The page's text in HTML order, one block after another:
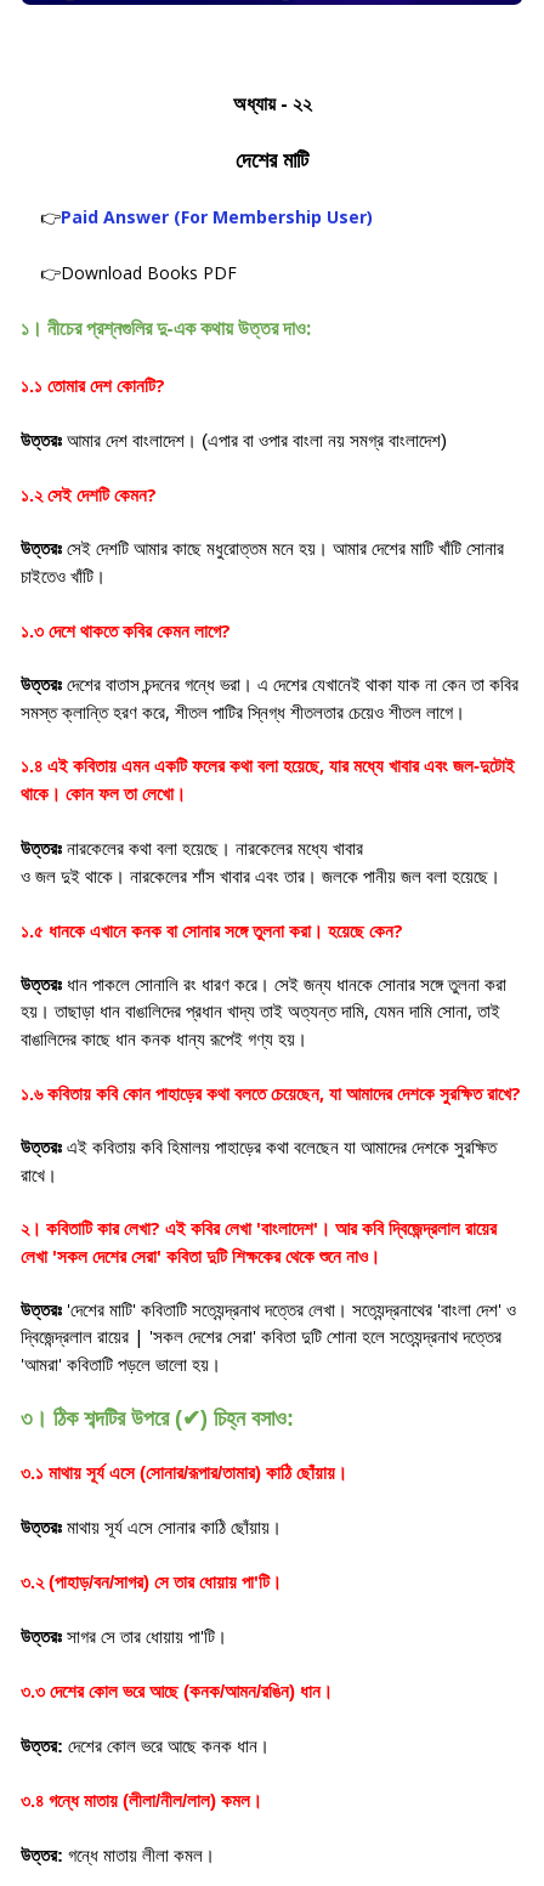
অধ্যায় - ২২
দেশের মাটি
👉Paid Answer (For Membership User)
👉Download Books PDF
১। নীচের প্রশ্নগুলির দু-এক কথায় উত্তর দাও:
১.১ তোমার দেশ কোনটি?
উত্তরঃ আমার দেশ বাংলাদেশ। (এপার বা ওপার বাংলা নয় সমগ্র বাংলাদেশ)
১.২ সেই দেশটি কেমন?
উত্তরঃ সেই দেশটি আমার কাছে মধুরোত্তম মনে হয়। আমার দেশের মাটি খাঁটি সোনার
চাইতেও খাঁটি ।
১.৩ দেশে থাকতে কবির কেমন লাগে?
উত্তরঃ দেশের বাতাস চন্দনের গন্ধে ভরা। এ দেশের যেখানেই থাকা যাক না কেন তা কবির
সমস্ত ক্লান্তি হরণ করে, শীতল পাটির স্নিগ্ধ শীতলতার চেয়েও শীতল লাগে ।
১.৪ এই কবিতায় এমন একটি ফলের কথা বলা হয়েছে, যার মধ্যে খাবার এবং জল-দুটোই
থাকে। কোন ফল তা লেখো।
উত্তরঃ নারকেলের কথা বলা হয়েছে। নারকেলের মধ্যে খাবার
ও জল দুই থাকে। নারকেলের শাঁস খাবার এবং তার। জলকে পানীয় জল বলা হয়েছে ।
১.৫ ধানকে এখানে কনক বা সোনার সঙ্গে তুলনা করা। হয়েছে কেন?
উত্তরঃ ধান পাকলে সোনালি রং ধারণ করে। সেই জন্য ধানকে সোনার সঙ্গে তুলনা করা
হয়। তাছাড়া ধান বাঙালিদের প্রধান খাদ্য তাই অত্যন্ত দামি, যেমন দামি সোনা,তাই
বাঙালিদের কাছে ধান কনক ধান্য রূপেই গণ্য হয় ।
১.৬ কবিতায় কবি কোন পাহাড়ের কথা বলতে চেয়েছেন, যা আমাদের দেশকে সুরক্ষিত রাখে?
উত্তরঃ এই কবিতায় কবি হিমালয় পাহাড়ের কথা বলেছেন যা আমাদের দেশকে সুরক্ষিত
রাখে ।
২। কবিতাটি কার লেখা? এই কবির লেখা 'বাংলাদেশ' । আর কবি দ্বিজেন্দ্রলাল রায়ের
লেখা 'সকল দেশের সেরা' কবিতা দুটি শিক্ষকের থেকে শুনে নাও।
উত্তরঃ 'দেশের মাটি' কবিতাটি সত্যেন্দ্রনাথ দত্তের লেখা। সত্যেন্দ্রনাথের 'বাংলা দেশ' ও
দ্বিজেন্দ্রলাল রায়ের | 'সকল দেশের সেরা' কবিতা দুটি শোনা হলে সত্যেন্দ্রনাথ দত্তের
'আমরা' কবিতাটি পড়লে ভালো হয় ।
৩। ঠিক শব্দটির উপরে (✔) চিহ্ন বসাও:
৩.১ মাথায় সূর্য এসে (সোনার/রূপার/তামার) কাঠি ছোঁয়ায় ।
উত্তরঃ মাথায় সূর্য এসে সোনার কাঠি ছোঁয়ায় ।
৩.২ (পাহাড়/বন/সাগর) সে তার ধোয়ায় পা'টি।
উত্তরঃ সাগর সে তার ধোয়ায় পা'টি ।
৩.৩ দেশের কোল ভরে আছে (কনক/আমন/রঙিন) ধান।
উত্তর: দেশের কোল ভরে আছে কনক ধান ।
৩.৪ গন্ধে মাতায় (লীলা/নীল/লাল) কমল।
উত্তর: গন্ধে মাতায় লীলা কমল ।